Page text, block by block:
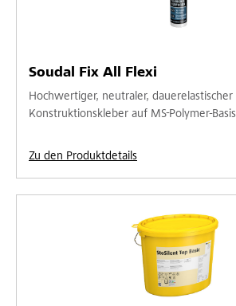
Soudal Fix All Flexi
Hochwertiger, neutraler, dauerelastischer
Konstruktionskleber auf MS-Polymer-Basis
Zu den Produktdetails